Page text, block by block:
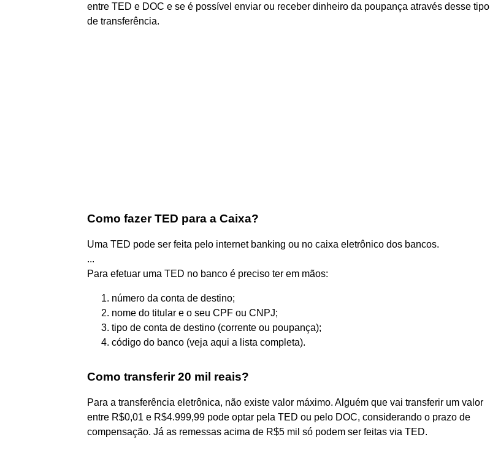
entre TED e DOC e se é possível enviar ou receber dinheiro da poupança através desse tipo
de transferência.
Como fazer TED para a Caixa?
Uma TED pode ser feita pelo internet banking ou no caixa eletrônico dos bancos.
...
Para efetuar uma TED no banco é preciso ter em mãos:
número da conta de destino;
nome do titular e o seu CPF ou CNPJ;
tipo de conta de destino (corrente ou poupança);
código do banco (veja aqui a lista completa).
Como transferir 20 mil reais?
Para a transferência eletrônica, não existe valor máximo. Alguém que vai transferir um valor
entre R$0,01 e R$4.999,99 pode optar pela TED ou pelo DOC, considerando o prazo de
compensação. Já as remessas acima de R$5 mil só podem ser feitas via TED.